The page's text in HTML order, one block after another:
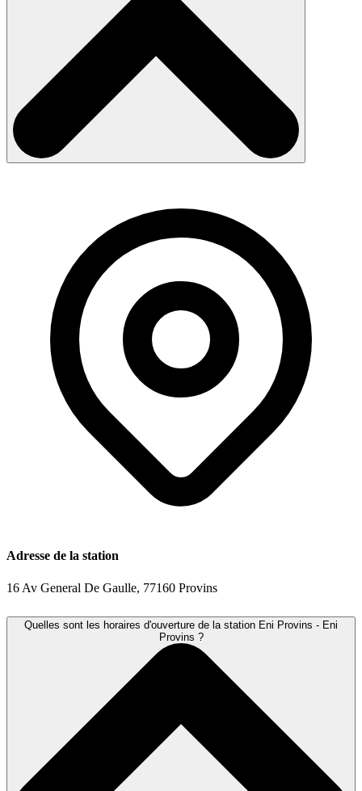
Adresse de la station
16 Av General De Gaulle, 77160 Provins
Quelles sont les horaires d'ouverture de la station Eni Provins - Eni
Provins ?